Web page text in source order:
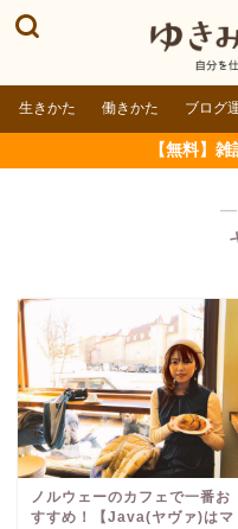
生きかた 働きかた ブログ
【無料】
―
ノルウェーのカフェで一番お
すすめ！【Java(ヤヴァ)はマ